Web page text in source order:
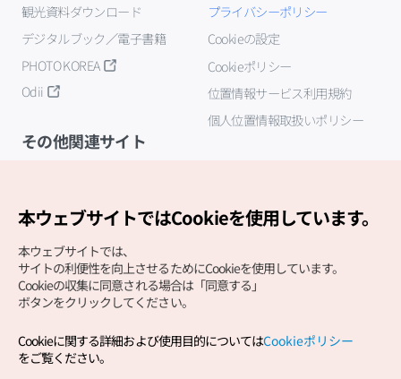
観光資料ダウンロード
デジタルブック／電子書籍
PHOTO KOREA
Odii
プライバシーポリシー
Cookieの設定
Cookieポリシー
位置情報サービス利用規約
個人位置情報取扱いポリシー
その他関連サイト
Copyright (c) Korea Tourism Organization All Rights
本ウェブサイトではCookieを使用しています。
本ウェブサイトでは、
サイトの利便性を向上させるためにCookieを使用しています。
Cookieの収集に同意される場合は「同意する」
ボタンをクリックしてください。
Cookieに関する詳細および使用目的についてはCookieポリシー
をご覧ください。